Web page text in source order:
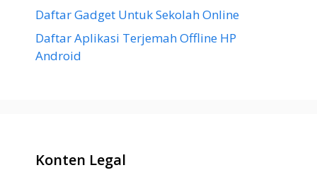
Daftar Gadget Untuk Sekolah Online
Daftar Aplikasi Terjemah Offline HP
Android
Konten Legal